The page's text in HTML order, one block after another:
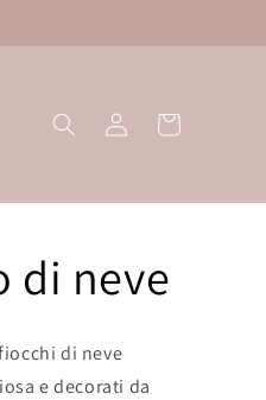
Log
in
Cart
di neve
di neve
e decorati da